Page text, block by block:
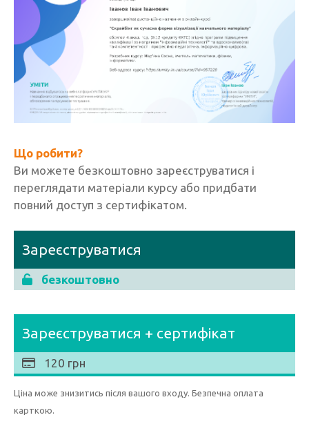
Що робити?
Ви можете безкоштовно зареєструватися і
переглядати матеріали курсу або придбати
повний доступ з сертифікатом.
Зареєструватися
безкоштовно
Зареєструватися + сертифікат
120 грн
Ціна може знизитись після вашого входу. Безпечна оплата
карткою.